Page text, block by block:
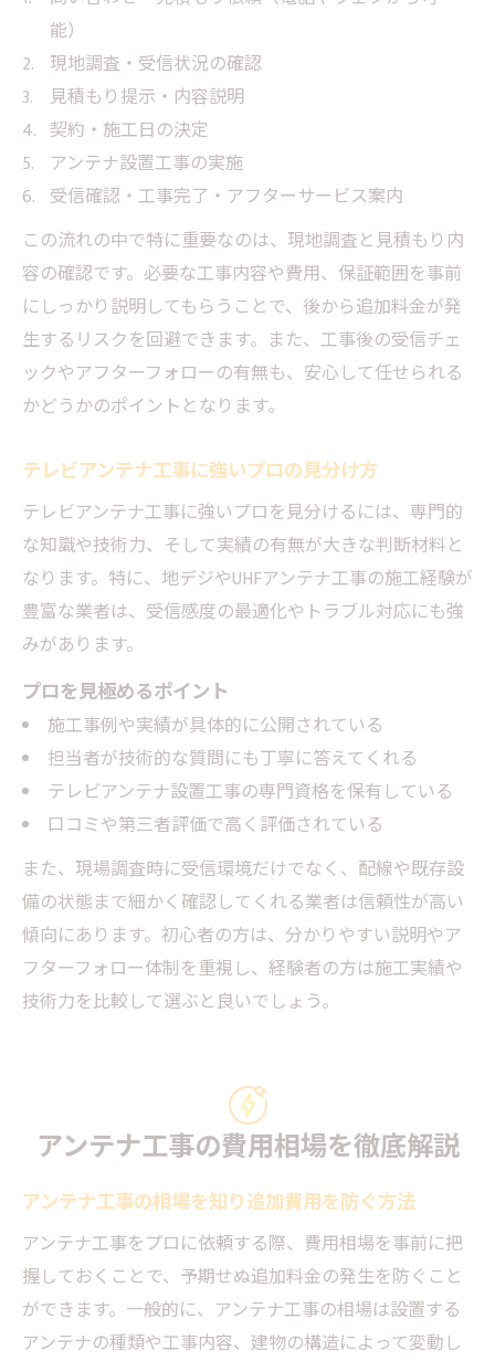
能）
現地調査・受信状況の確認
見積もり提示・内容説明
契約・施工日の決定
アンテナ設置工事の実施
受信確認・工事完了・アフターサービス案内
この流れの中で特に重要なのは、現地調査と見積もり内
容の確認です。必要な工事内容や費用、保証範囲を事前
にしっかり説明してもらうことで、後から追加料金が発
生するリスクを回避できます。また、工事後の受信チェ
ックやアフターフォローの有無も、安心して任せられる
かどうかのポイントとなります。
テレビアンテナ工事に強いプロの見分け方
テレビアンテナ工事に強いプロを見分けるには、専門的
な知識や技術力、そして実績の有無が大きな判断材料と
なります。特に、地デジやUHFアンテナ工事の施工経験が
豊富な業者は、受信感度の最適化やトラブル対応にも強
みがあります。
プロを見極めるポイント
施工事例や実績が具体的に公開されている
担当者が技術的な質問にも丁寧に答えてくれる
テレビアンテナ設置工事の専門資格を保有している
口コミや第三者評価で高く評価されている
また、現場調査時に受信環境だけでなく、配線や既存設
備の状態まで細かく確認してくれる業者は信頼性が高い
傾向にあります。初心者の方は、分かりやすい説明やア
フターフォロー体制を重視し、経験者の方は施工実績や
技術力を比較して選ぶと良いでしょう。
アンテナ工事の費用相場を徹底解説
アンテナ工事の相場を知り追加費用を防ぐ方法
アンテナ工事をプロに依頼する際、費用相場を事前に把
握しておくことで、予期せぬ追加料金の発生を防ぐこと
ができます。一般的に、アンテナ工事の相場は設置する
アンテナの種類や工事内容、建物の構造によって変動し